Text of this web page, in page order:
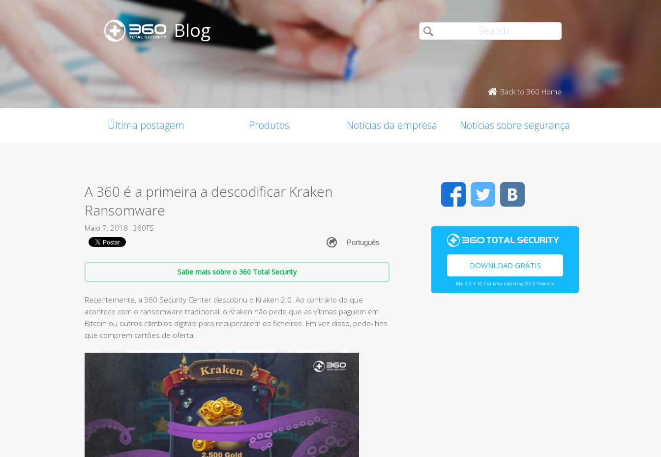
Blog
Back to 360 Home
Última postagem Produtos Notícias da empresa Notícias sobre segurança
A 360 é a primeira a descodificar Kraken
Ransomware
Maio 7, 2018 360TS
Sabe mais sobre o 360 Total Security
Recentemente, a 360 Security Center descobriu o Kraken 2.0. Ao contrário do que
acontece com o ransomware tradicional, o Kraken não pede que as vítimas paguem em
Bitcoin ou outros câmbios digitais para recuperarem os ficheiros. Em vez disso, pede-lhes
que comprem cartões de oferta.
FacebookTwitter
DOWNLOAD GRÁTIS
Mac OS X 10.7 or later including OS X Yosemite